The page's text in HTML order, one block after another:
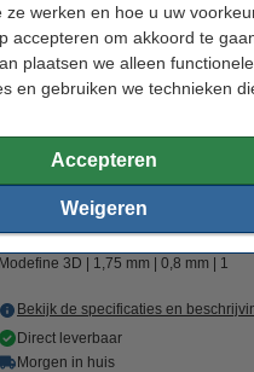
ze werken en hoe u uw
accepteren om akkoord te
plaatsen we alleen
en gebruiken we technieken
Accepteren
Weigeren
Bekijk de specificaties en
Direct leverbaar
Morgen in huis
Hardened Nozzle 0,8 mm
Modefine 3D 1,75 mm 0,8 mm 1
Bekijk de specificaties en
Direct leverbaar
Morgen in huis